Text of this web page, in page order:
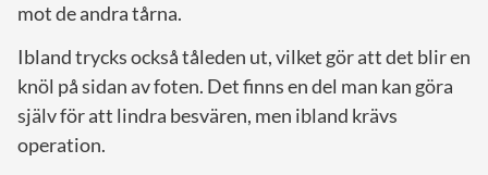
mot de andra tårna.
Ibland trycks också tåleden ut, vilket gör att det blir en
knöl på sidan av foten. Det finns en del man kan göra
själv för att lindra besvären, men ibland krävs
operation.